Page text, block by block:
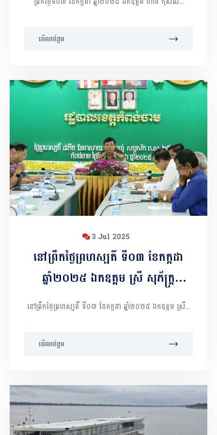
ប្រជុំការអនុវត្តការងារវិស័យសុខាភិបាល
មើលបន្ថែម
3 Jul 2025
នៅព្រឹកថ្ងៃព្រហស្បតិ៍ ទី០៣ ខែកក្កដា
ឆ្នាំ២០២៥ ឯកឧត្ដម ស្រី សុភ័ក្ដ្រ
អភិបាលរងខេត្ដ តំណាងដ៍ខ្ពងខ្ពស់
អភិបាលខេត្ដកំពង់ចាម បានអញ្ជើញ
របស់ប្រជាពលរដ្ឋនៅភូមិថ្នល់បែកកើត ឃុំ
ស្វាយទាប ស្រុកចំការលើ កិច្ចប្រជុំនេះធ្វើ
ឡើងនៅសាលាខេត្ដកំពង់ចាម ។
នៅព្រឹកថ្ងៃព្រហស្បតិ៍ ទី០៣ ខែកក្កដា ឆ្នាំ២០២៥ ឯកឧត្ដម ស្រី...
មើលបន្ថែម